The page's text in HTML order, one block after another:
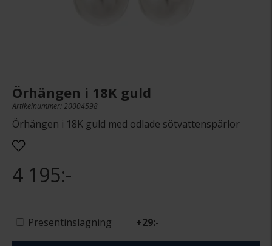
Örhängen i 18K guld
Artikelnummer: 20004598
Örhängen i 18K guld med odlade sötvattenspärlor
4 195:-
Presentinslagning +29:-